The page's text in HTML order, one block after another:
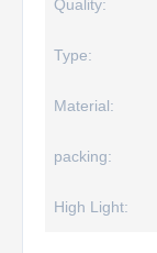
Quality:
Type:
Material:
packing:
High Light: